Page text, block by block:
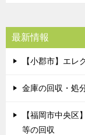
最新情報
【小郡市】エ
金庫の回収・処
【福岡市中央
等の回収